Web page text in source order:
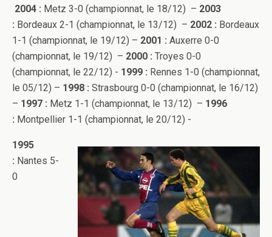
2004 : Metz 3-0 (championnat, le 18/12) – 2003
: Bordeaux 2-1 (championnat, le 13/12) – 2002 : Bordeaux
1-1 (championnat, le 19/12) – 2001 : Auxerre 0-0
(championnat, le 19/12) – 2000 : Troyes 0-0
(championnat, le 22/12) - 1999 : Rennes 1-0 (championnat,
le 05/12) – 1998 : Strasbourg 0-0 (championnat, le 16/12)
– 1997 : Metz 1-1 (championnat, le 13/12) – 1996
: Montpellier 1-1 (championnat, le 20/12) -
1995
: Nantes 5-
0